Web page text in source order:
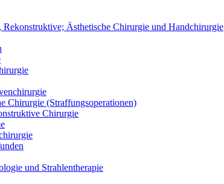
Ästhetische Chirurgie und Handchirurgie
Chirurgie (Straffungsoperationen)
Chirurgie
und Strahlentherapie